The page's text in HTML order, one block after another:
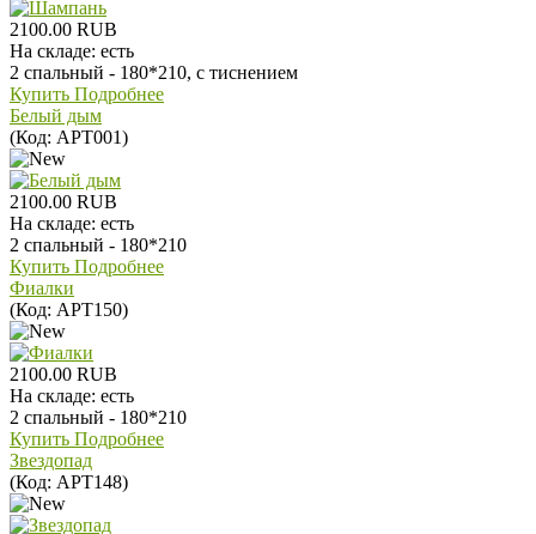
2100.00 RUB
На складе: есть
2 спальный - 180*210, с тиснением
Купить Подробнее
Белый дым
(Код: АРТ001)
2100.00 RUB
На складе: есть
2 спальный - 180*210
Купить Подробнее
Фиалки
(Код: АРТ150)
2100.00 RUB
На складе: есть
2 спальный - 180*210
Купить Подробнее
Звездопад
(Код: АРТ148)